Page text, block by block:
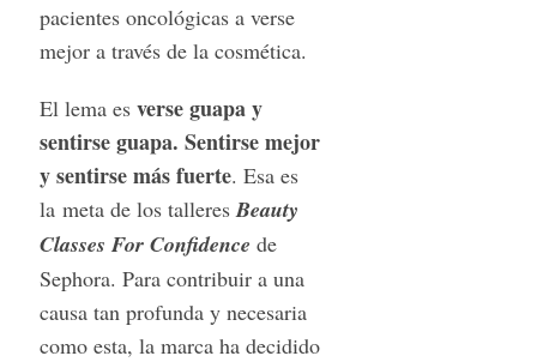
pacientes oncológicas a verse
mejor a través de la cosmética.
El lema es verse guapa y
sentirse guapa. Sentirse mejor
y sentirse más fuerte. Esa es
la meta de los talleres Beauty
Classes For Confidence de
Sephora. Para contribuir a una
causa tan profunda y necesaria
como esta, la marca ha decidido